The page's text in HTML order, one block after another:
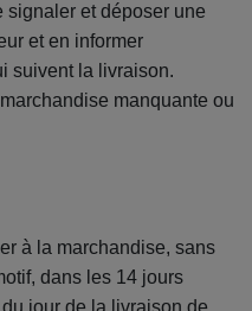
signaler et déposer une
et en informer
suivent la livraison.
manquante ou
à la marchandise, sans
dans les 14 jours
jour de la livraison de